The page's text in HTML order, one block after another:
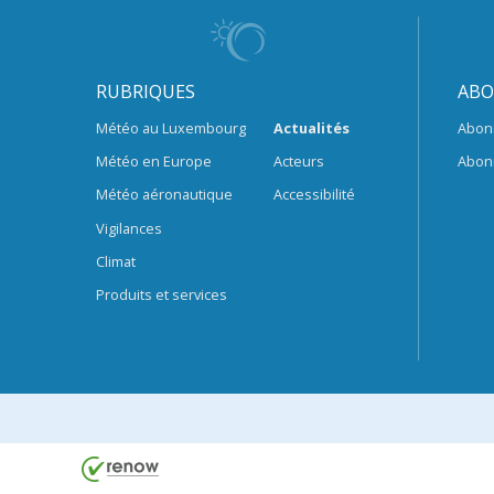
RUBRIQUES
Météo au Luxembourg
Météo en Europe
Météo aéronautique
Vigilances
Climat
Produits et services
Actualités
Acteurs
Accessibilité